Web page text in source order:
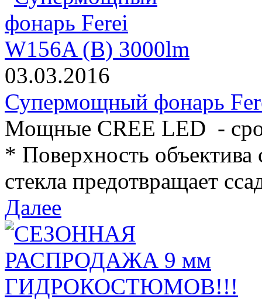
03.03.2016
Супермощный фонарь
Мощные CREE LED -
* Поверхность
стекла предотвращает
Далее